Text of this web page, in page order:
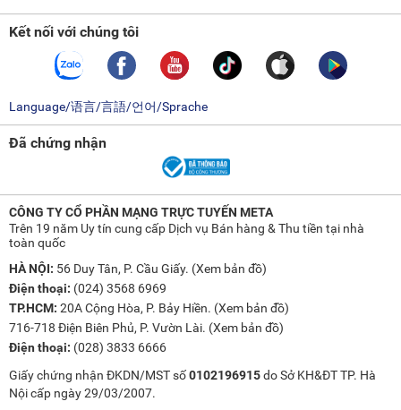
Kết nối với chúng tôi
Language/语言/言語/언어/Sprache
Đã chứng nhận
CÔNG TY CỔ PHẦN MẠNG TRỰC TUYẾN META
Trên 19 năm Uy tín cung cấp Dịch vụ Bán hàng & Thu tiền tại nhà
toàn quốc
HÀ NỘI: 56 Duy Tân, P. Cầu Giấy. (Xem bản đồ)
Điện thoại: (024) 3568 6969
TP.HCM: 20A Cộng Hòa, P. Bảy Hiền. (Xem bản đồ)
716-718 Điện Biên Phủ, P. Vườn Lài. (Xem bản đồ)
Điện thoại: (028) 3833 6666
Giấy chứng nhận ĐKDN/MST số0102196915do Sở KH&ĐT TP. Hà
Nội cấp ngày 29/03/2007.